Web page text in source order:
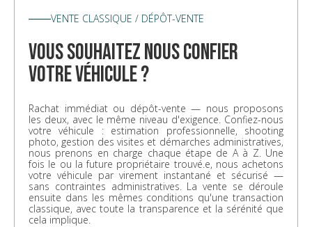
VENTE CLASSIQUE / DÉPÔT-VENTE
vous souhaitez nous confier
votre véhicule ?
Rachat immédiat ou dépôt-vente — nous proposons
les deux, avec le même niveau d'exigence. Confiez-nous
votre véhicule : estimation professionnelle, shooting
photo, gestion des visites et démarches administratives,
nous prenons en charge chaque étape de A à Z. Une
fois le ou la future propriétaire trouvé.e, nous achetons
votre véhicule par virement instantané et sécurisé —
sans contraintes administratives. La vente se déroule
ensuite dans les mêmes conditions qu'une transaction
classique, avec toute la transparence et la sérénité que
cela implique.